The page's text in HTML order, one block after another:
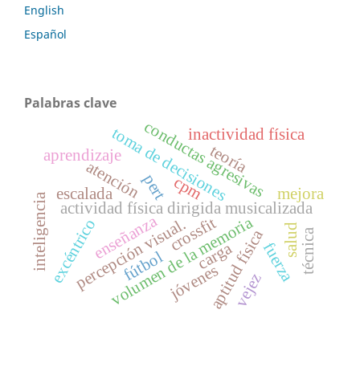
English
Español
Palabras clave
aptitud física
actividad física dirigida musicalizada
toma de decisiones
atención
volumen de la memoria
percepción visual.
conductas agresivas
fútbol
inactividad física
carga
excéntrico jóvenes
teoría
aprendizaje
enseñanza
inteligencia escalada
fuerza
cpm
pert
crossfit
vejez
salud
mejora
técnica